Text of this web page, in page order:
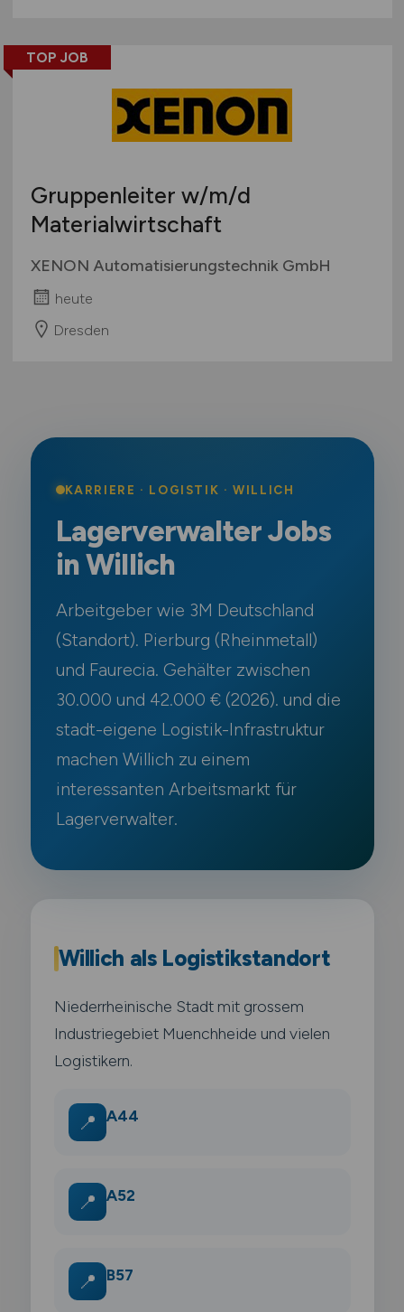
TOP JOB
Gruppenleiter w/m/d
Materialwirtschaft
XENON Automatisierungstechnik GmbH
heute
Dresden
KARRIERE · LOGISTIK · WILLICH
Lagerverwalter Jobs
in Willich
Arbeitgeber wie 3M Deutschland
(Standort). Pierburg (Rheinmetall)
und Faurecia. Gehälter zwischen
30.000 und 42.000 € (2026). und die
stadt-eigene Logistik-Infrastruktur
machen Willich zu einem
interessanten Arbeitsmarkt für
Lagerverwalter.
Willich als Logistikstandort
Niederrheinische Stadt mit grossem
Industriegebiet Muenchheide und vielen
Logistikern.
📍 A44
📍 A52
📍 B57